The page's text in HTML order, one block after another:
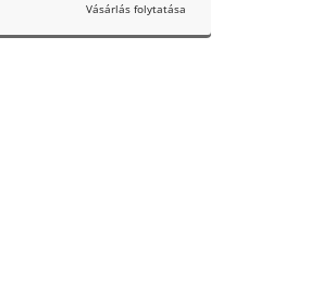
Vásárlás folytatása